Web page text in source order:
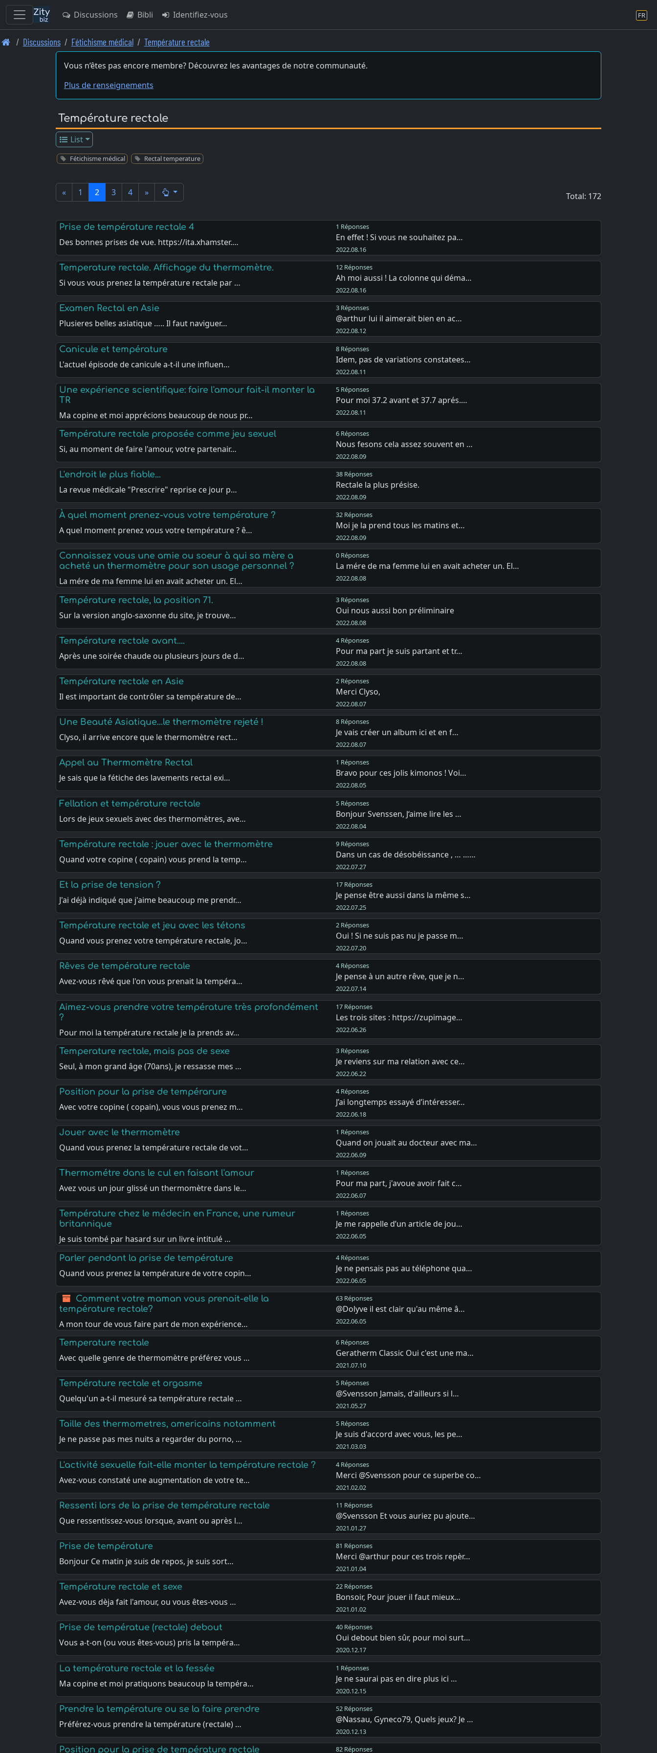
Skip
Discussions Bibli Identifiez-vous FR
Discussions Fétichisme médical Température rectale
Vous n’êtes pas encore membre? Découvrez les avantages de notre communauté.
Plus de renseignements
Température rectale
List
Fétichisme médical Rectal temperature
« 1 2 3 4 » Total: 172
Prise de température rectale 4
Des bonnes prises de vue. https://ita.xhamster.…
1 Réponses
En effet ! Si vous ne souhaitez pa…
2022.08.16
Temperature rectale. Affichage du thermomètre.
Si vous vous prenez la température rectale par …
12 Réponses
Ah moi aussi ! La colonne qui déma…
2022.08.16
Examen Rectal en Asie
Plusieres belles asiatique ….. Il faut naviguer…
3 Réponses
@arthur lui il aimerait bien en ac…
2022.08.12
Canicule et température
L'actuel épisode de canicule a-t-il une influen…
8 Réponses
Idem, pas de variations constatees…
2022.08.11
Une expérience scientifique: faire l'amour fait-il monter la
TR
Ma copine et moi apprécions beaucoup de nous pr…
5 Réponses
Pour moi 37.2 avant et 37.7 aprés.…
2022.08.11
Température rectale proposée comme jeu sexuel
Si, au moment de faire l'amour, votre partenair…
6 Réponses
Nous fesons cela assez souvent en …
2022.08.09
L'endroit le plus fiable...
La revue médicale "Prescrire" reprise ce jour p…
38 Réponses
Rectale la plus présise.
2022.08.09
À quel moment prenez-vous votre température ?
A quel moment prenez vous votre température ? ê…
32 Réponses
Moi je la prend tous les matins et…
2022.08.09
Connaissez vous une amie ou soeur à qui sa mère a
acheté un thermomètre pour son usage personnel ?
La mére de ma femme lui en avait acheter un. El…
0 Réponses
La mére de ma femme lui en avait acheter un. El…
2022.08.08
Température rectale, la position 71.
Sur la version anglo-saxonne du site, je trouve…
3 Réponses
Oui nous aussi bon préliminaire
2022.08.08
Température rectale avant....
Après une soirée chaude ou plusieurs jours de d…
4 Réponses
Pour ma part je suis partant et tr…
2022.08.08
Température rectale en Asie
Il est important de contrôler sa température de…
2 Réponses
Merci Clyso,
2022.08.07
Une Beauté Asiatique…le thermomètre rejeté !
Clyso, il arrive encore que le thermomètre rect…
8 Réponses
Je vais créer un album ici et en f…
2022.08.07
Appel au Thermomètre Rectal
Je sais que la fétiche des lavements rectal exi…
1 Réponses
Bravo pour ces jolis kimonos ! Voi…
2022.08.05
Fellation et température rectale
Lors de jeux sexuels avec des thermomètres, ave…
5 Réponses
Bonjour Svenssen, J‘aime lire les …
2022.08.04
Température rectale : jouer avec le thermomètre
Quand votre copine ( copain) vous prend la temp…
9 Réponses
Dans un cas de désobéissance , … ……
2022.07.27
Et la prise de tension ?
J'ai déjà indiqué que j'aime beaucoup me prendr…
17 Réponses
Je pense être aussi dans la même s…
2022.07.25
Température rectale et jeu avec les tétons
Quand vous prenez votre température rectale, jo…
2 Réponses
Oui ! Si ne suis pas nu je passe m…
2022.07.20
Rêves de température rectale
Avez-vous rêvé que l'on vous prenait la tempéra…
4 Réponses
Je pense à un autre rêve, que je n…
2022.07.14
Aimez-vous prendre votre température très profondément
?
Pour moi la température rectale je la prends av…
17 Réponses
Les trois sites : https://zupimage…
2022.06.26
Temperature rectale, mais pas de sexe
Seul, à mon grand âge (70ans), je ressasse mes …
3 Réponses
Je reviens sur ma relation avec ce…
2022.06.22
Position pour la prise de tempérarure
Avec votre copine ( copain), vous vous prenez m…
4 Réponses
J’ai longtemps essayé d’intéresser…
2022.06.18
Jouer avec le thermomètre
Quand vous prenez la température rectale de vot…
1 Réponses
Quand on jouait au docteur avec ma…
2022.06.09
Thermométre dans le cul en faisant l'amour
Avez vous un jour glissé un thermomètre dans le…
1 Réponses
Pour ma part, j'avoue avoir fait c…
2022.06.07
Température chez le médecin en France, une rumeur
britannique
Je suis tombé par hasard sur un livre intitulé …
1 Réponses
Je me rappelle d’un article de jou…
2022.06.05
Parler pendant la prise de température
Quand vous prenez la température de votre copin…
4 Réponses
Je ne pensais pas au téléphone qua…
2022.06.05
Comment votre maman vous prenait-elle la
température rectale?
A mon tour de vous faire part de mon expérience…
63 Réponses
@Dolyve il est clair qu'au même â…
2022.06.05
Temperature rectale
Avec quelle genre de thermomètre préférez vous …
6 Réponses
Geratherm Classic Oui c'est une ma…
2021.07.10
Température rectale et orgasme
Quelqu'un a-t-il mesuré sa température rectale …
5 Réponses
@Svensson Jamais, d'ailleurs si l…
2021.05.27
Taille des thermometres, americains notamment
Je ne passe pas mes nuits a regarder du porno, …
5 Réponses
Je suis d'accord avec vous, les pe…
2021.03.03
L'activité sexuelle fait-elle monter la température rectale ?
Avez-vous constaté une augmentation de votre te…
4 Réponses
Merci @Svensson pour ce superbe co…
2021.02.02
Ressenti lors de la prise de température rectale
Que ressentissez-vous lorsque, avant ou après l…
11 Réponses
@Svensson Et vous auriez pu ajoute…
2021.01.27
Prise de température
Bonjour Ce matin je suis de repos, je suis sort…
81 Réponses
Merci @arthur pour ces trois repèr…
2021.01.04
Température rectale et sexe
Avez-vous dèja fait l'amour, ou vous êtes-vous …
22 Réponses
Bonsoir, Pour jouer il faut mieux…
2021.01.02
Prise de températue (rectale) debout
Vous a-t-on (ou vous êtes-vous) pris la tempéra…
40 Réponses
Oui debout bien sûr, pour moi surt…
2020.12.17
La température rectale et la fessée
Ma copine et moi pratiquons beaucoup la tempéra…
1 Réponses
Je ne saurai pas en dire plus ici …
2020.12.15
Prendre la température ou se la faire prendre
Préférez-vous prendre la température (rectale) …
52 Réponses
@Nassau, Gyneco79, Quels jeux? Je …
2020.12.13
Position pour la prise de température rectale 82 Réponses